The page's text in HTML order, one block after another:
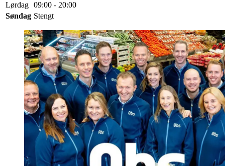
Lørdag 09:00 - 20:00
Søndag Stengt